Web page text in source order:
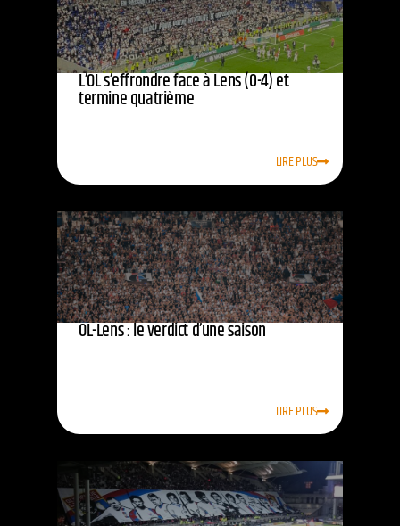
L’OL s’effrondre face à Lens (0-4) et
termine quatrième
LIRE PLUS
OL-Lens : le verdict d’une saison
LIRE PLUS